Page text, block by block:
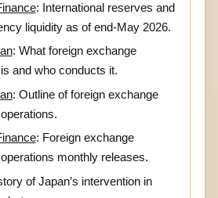
: International reserves and
liquidity as of end-May 2026.
: What foreign exchange
and who conducts it.
: Outline of foreign exchange
: Foreign exchange
monthly releases.
of Japan’s intervention in